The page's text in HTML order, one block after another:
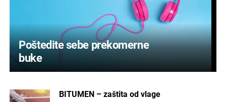
Poštedite sebe prekomerne
buke
BITUMEN – zaštita od vlage